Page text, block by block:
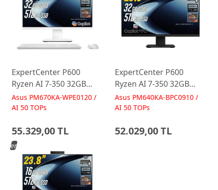
ExpertCenter P600
Ryzen AI 7-350 32GB
512GB 27 FreeDos Beyaz
AI-Powered AIO
Asus PM670KA-WPE0120 /
AI 50 TOPs
55.329,00 TL
ExpertCenter P600
Ryzen AI 7-350 32GB
512GB 23.8 FreeDos
Siyah AI-Powered AIO
Asus PM640KA-BPC0910 /
AI 50 TOPs
52.029,00 TL
Yeni